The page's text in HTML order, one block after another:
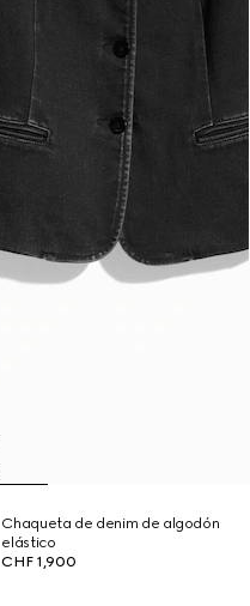
Chaqueta de denim de algodón
elástico
CHF 1,900